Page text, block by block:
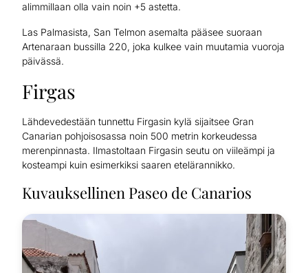
alimmillaan olla vain noin +5 astetta.
Las Palmasista, San Telmon asemalta pääsee suoraan
Artenaraan bussilla 220, joka kulkee vain muutamia vuoroja
päivässä.
Firgas
Lähdevedestään tunnettu Firgasin kylä sijaitsee Gran
Canarian pohjoisosassa noin 500 metrin korkeudessa
merenpinnasta. Ilmastoltaan Firgasin seutu on viileämpi ja
kosteampi kuin esimerkiksi saaren etelärannikko.
Kuvauksellinen Paseo de Canarios